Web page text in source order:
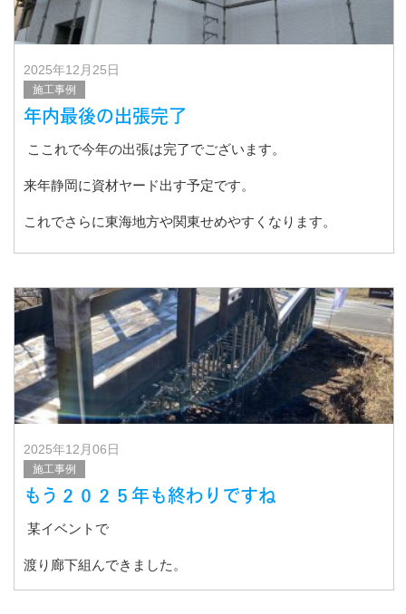
2025年12月25日
施工事例
年内最後の出張完了
ここれで今年の出張は完了でございます。
来年静岡に資材ヤード出す予定です。
これでさらに東海地方や関東せめやすくなります。
静岡で採用予定ですので、我こそはと言う職人さん！協力
2025年12月06日
施工事例
もう２０２５年も終わりですね
某イベントで
渡り廊下組んできました。